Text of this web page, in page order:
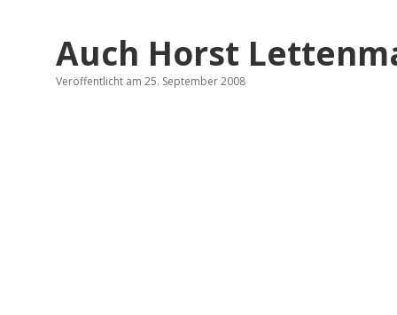
Auch Horst
Veröffentlicht am 25. September 2008